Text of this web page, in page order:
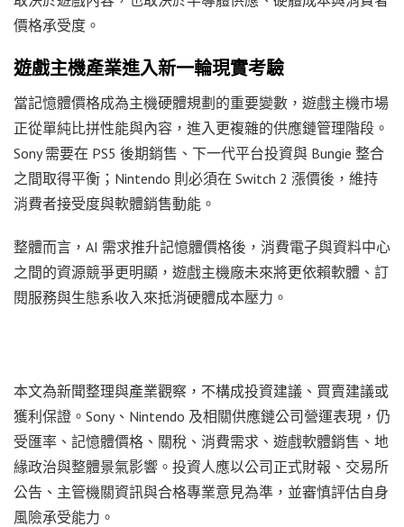
價格承受度。
遊戲主機產業進入新一輪現實考驗
當記憶體價格成為主機硬體規劃的重要變數，遊戲主機市場
正從單純比拼性能與內容，進入更複雜的供應鏈管理階段。
Sony 需要在 PS5 後期銷售、下一代平台投資與 Bungie 整合
之間取得平衡；Nintendo 則必須在 Switch 2 漲價後，維持
消費者接受度與軟體銷售動能。
整體而言，AI 需求推升記憶體價格後，消費電子與資料中心
之間的資源競爭更明顯，遊戲主機廠未來將更依賴軟體、訂
閱服務與生態系收入來抵消硬體成本壓力。
本文為新聞整理與產業觀察，不構成投資建議、買賣建議或
獲利保證。Sony、Nintendo 及相關供應鏈公司營運表現，仍
受匯率、記憶體價格、關稅、消費需求、遊戲軟體銷售、地
緣政治與整體景氣影響。投資人應以公司正式財報、交易所
公告、主管機關資訊與合格專業意見為準，並審慎評估自身
風險承受能力。